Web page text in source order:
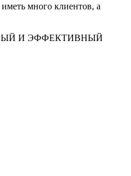
много клиентов, а
И ЭФФЕКТИВНЫЙ